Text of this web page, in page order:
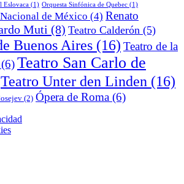
Eslovaca (1) Orquesta Sinfónica de Quebec (1)
de México (4) Renato
Muti (8) Teatro Calderón (5)
Buenos Aires (16) Teatro de la
(6)Teatro San Carlo de
Teatro Unter den Linden (16)
(2) Ópera de Roma (6)